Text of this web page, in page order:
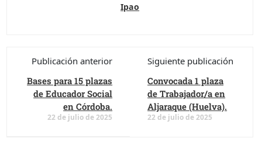
Ipao
Publicación anterior
Bases para 15 plazas
de Educador Social
en Córdoba.
22 de julio de 2025
Siguiente publicación
Convocada 1 plaza
de Trabajador/a en
Aljaraque (Huelva).
22 de julio de 2025